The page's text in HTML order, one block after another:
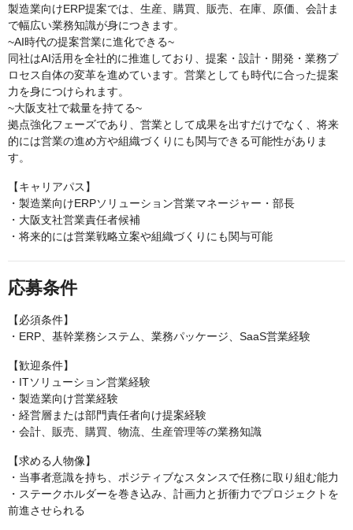
製造業向けERP提案では、生産、購買、販売、在庫、原価、会計ま
で幅広い業務知識が身につきます。
~AI時代の提案営業に進化できる~
同社はAI活用を全社的に推進しており、提案・設計・開発・業務プ
ロセス自体の変革を進めています。営業としても時代に合った提案
力を身につけられます。
~大阪支社で裁量を持てる~
拠点強化フェーズであり、営業として成果を出すだけでなく、将来
的には営業の進め方や組織づくりにも関与できる可能性がありま
す。
【キャリアパス】
・製造業向けERPソリューション営業マネージャー・部長
・大阪支社営業責任者候補
・将来的には営業戦略立案や組織づくりにも関与可能
応募条件
【必須条件】
・ERP、基幹業務システム、業務パッケージ、SaaS営業経験
【歓迎条件】
・ITソリューション営業経験
・製造業向け営業経験
・経営層または部門責任者向け提案経験
・会計、販売、購買、物流、生産管理等の業務知識
【求める人物像】
・当事者意識を持ち、ポジティブなスタンスで任務に取り組む能力
・ステークホルダーを巻き込み、計画力と折衝力でプロジェクトを
前進させられる